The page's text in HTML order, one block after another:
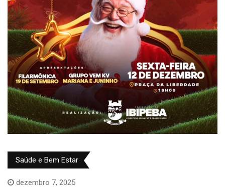
Saúde e Bem Estar
dezembro 7, 2025